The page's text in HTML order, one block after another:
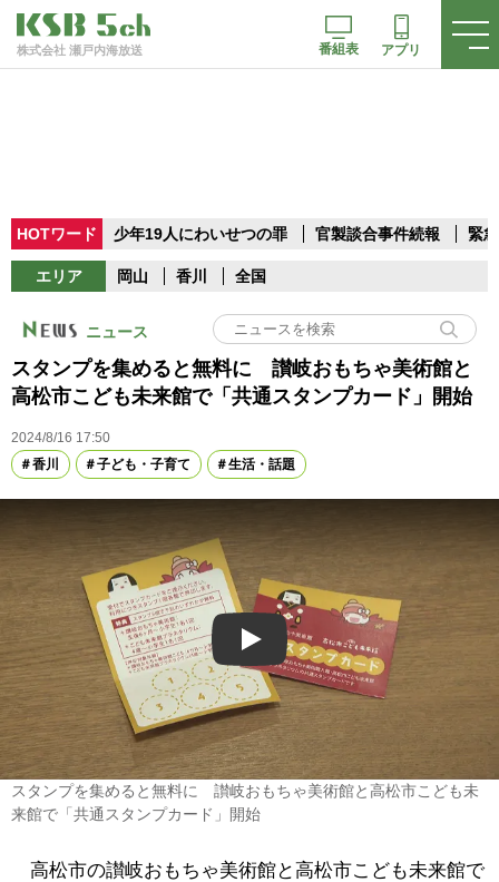
株式会社 瀬戸内海放送 番組表 アプリ
HOTワード 少年19人にわいせつの罪 官製談合事件続報 緊
エリア 岡山 香川 全国
ニュース
スタンプを集めると無料に 讃岐おもちゃ美術館と
高松市こども未来館で「共通スタンプカード」開始
2024/8/16 17:50
香川
子ども・子育て 生活・話題
Play
スタンプを集めると無料に 讃岐おもちゃ美術館と高松市こども未
来館で「共通スタンプカード」開始
高松市の讃岐おもちゃ美術館と高松市こども未来館で